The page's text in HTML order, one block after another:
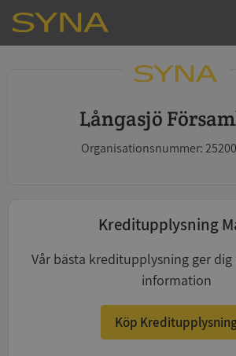
Långasjö
Organisationsnummer:
Kreditupplysning
Vår bästa kreditupplysning ger
information
Köp